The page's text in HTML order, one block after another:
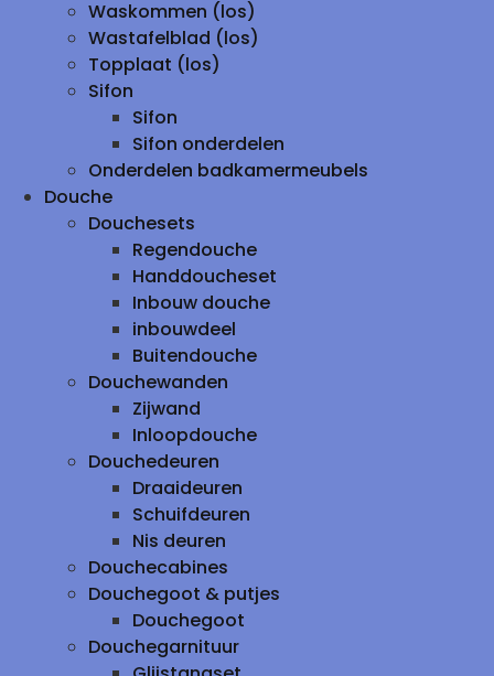
Waskommen (los)
Wastafelblad (los)
Topplaat (los)
Sifon
Sifon
Sifon onderdelen
Onderdelen badkamermeubels
Douche
Douchesets
Regendouche
Handdoucheset
Inbouw douche
inbouwdeel
Buitendouche
Douchewanden
Zijwand
Inloopdouche
Douchedeuren
Draaideuren
Schuifdeuren
Nis deuren
Douchecabines
Douchegoot & putjes
Douchegoot
Douchegarnituur